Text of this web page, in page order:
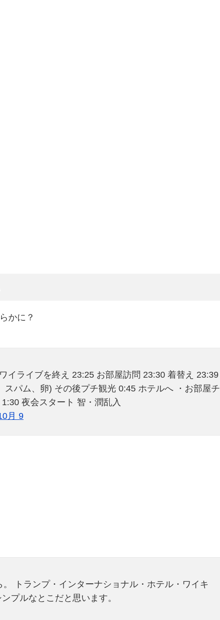
かに？
イライブを終え 23:25 お部屋訪問 23:30 着替え 23:39
スパム、卵) その後プチ観光 0:45 ホテルへ ・お部屋チ
夜会スタート 智・潤乱入
月 9
トランプ・インターナショナル・ホテル・ワイキ
プルなとこだと思います。